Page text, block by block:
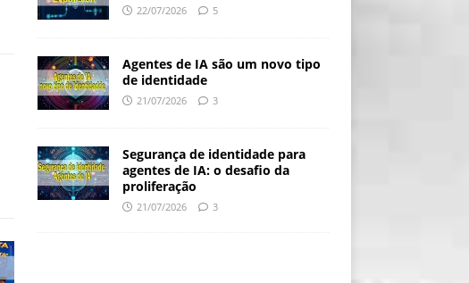
22/07/2026 5
Agentes de IA são um novo tipo
de identidade
21/07/2026 3
Segurança de identidade para
agentes de IA: o desafio da
proliferação
21/07/2026 3